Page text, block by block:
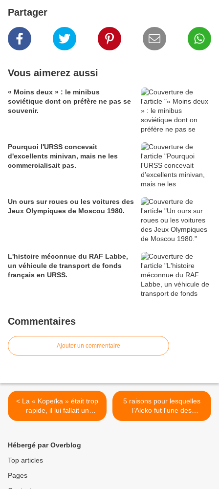
Partager
Vous aimerez aussi
« Moins deux » : le minibus
soviétique dont on préfère ne pas se
souvenir.
Pourquoi l'URSS concevait
d'excellents minivan, mais ne les
commercialisait pas.
Un ours sur roues ou les voitures des
Jeux Olympiques de Moscou 1980.
L'histoire méconnue du RAF Labbe,
un véhicule de transport de fonds
français en URSS.
Commentaires
Ajouter un commentaire
< La « Kopeïka » était trop
rapide, il lui fallait un
limiteur de vitesse !
5 raisons pour lesquelles
l’Aleko fut l'une des
meilleures voitures
Hébergé par Overblog
Top articles
Pages